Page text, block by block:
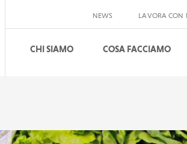
NEWS LAVORA CON
CHI SIAMO COSA FACCIAMO